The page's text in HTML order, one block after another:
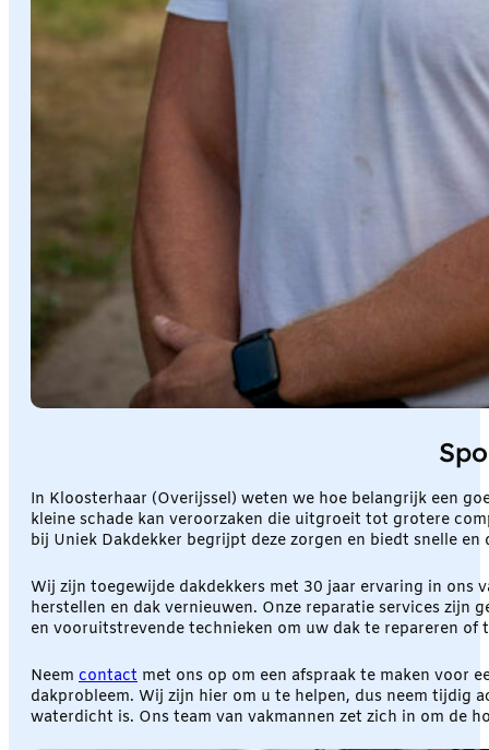
In Kloosterhaar (Overijssel) weten we hoe belangrijk een
kleine schade kan veroorzaken die uitgroeit tot grotere
bij Uniek Dakdekker begrijpt deze zorgen en biedt snelle
Wij zijn toegewijde dakdekkers met 30 jaar ervaring in ons
herstellen en dak vernieuwen. Onze reparatie services zijn
en vooruitstrevende technieken om uw dak te repareren
Neem contact met ons op om een afspraak te maken voor
dakprobleem. Wij zijn hier om u te helpen, dus neem tijdig
waterdicht is. Ons team van vakmannen zet zich in om de